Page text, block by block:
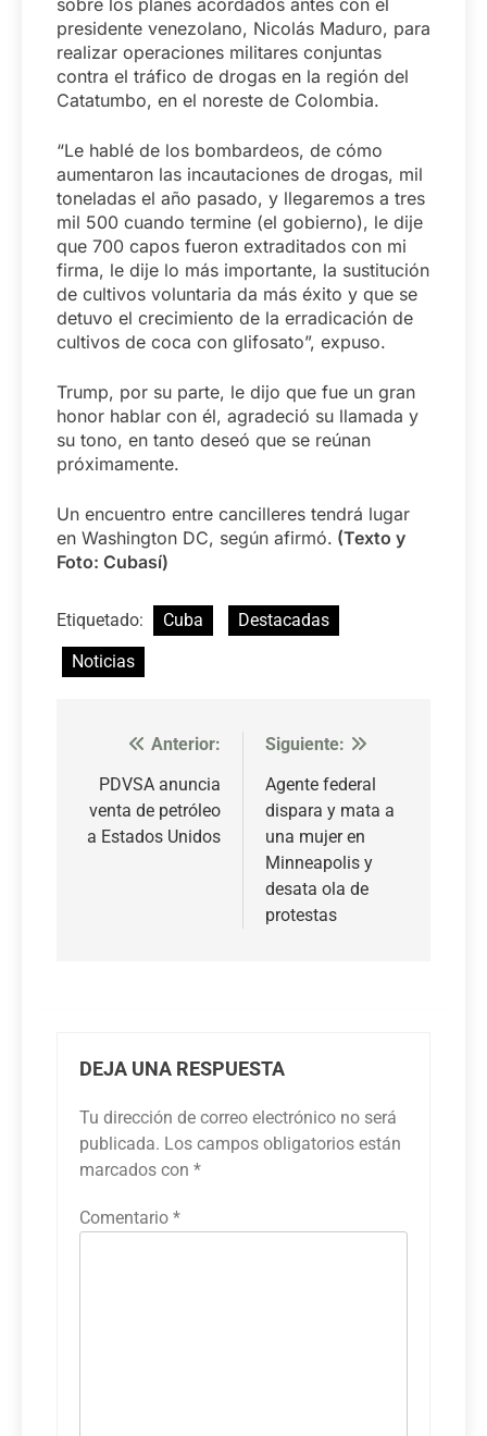
sobre los planes acordados antes con el
presidente venezolano, Nicolás Maduro, para
realizar operaciones militares conjuntas
contra el tráfico de drogas en la región del
Catatumbo, en el noreste de Colombia.
“Le hablé de los bombardeos, de cómo
aumentaron las incautaciones de drogas, mil
toneladas el año pasado, y llegaremos a tres
mil 500 cuando termine (el gobierno), le dije
que 700 capos fueron extraditados con mi
firma, le dije lo más importante, la sustitución
de cultivos voluntaria da más éxito y que se
detuvo el crecimiento de la erradicación de
cultivos de coca con glifosato”, expuso.
Trump, por su parte, le dijo que fue un gran
honor hablar con él, agradeció su llamada y
su tono, en tanto deseó que se reúnan
próximamente.
Un encuentro entre cancilleres tendrá lugar
en Washington DC, según afirmó. (Texto y
Foto: Cubasí)
Etiquetado: Cuba
Destacadas
Noticias
Navegación
de
entradas
Anterior:
PDVSA anuncia
venta de petróleo
a Estados Unidos
Siguiente:
Agente federal
dispara y mata a
una mujer en
Minneapolis y
desata ola de
protestas
DEJA UNA RESPUESTA
Tu dirección de correo electrónico no será
publicada. Los campos obligatorios están
marcados con *
Comentario *